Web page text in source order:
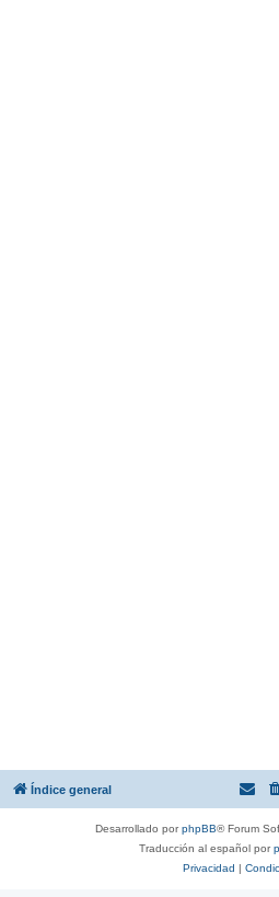
Índice general
Desarrollado porphpBB® Forum
Traducción al español por
Privacidad |